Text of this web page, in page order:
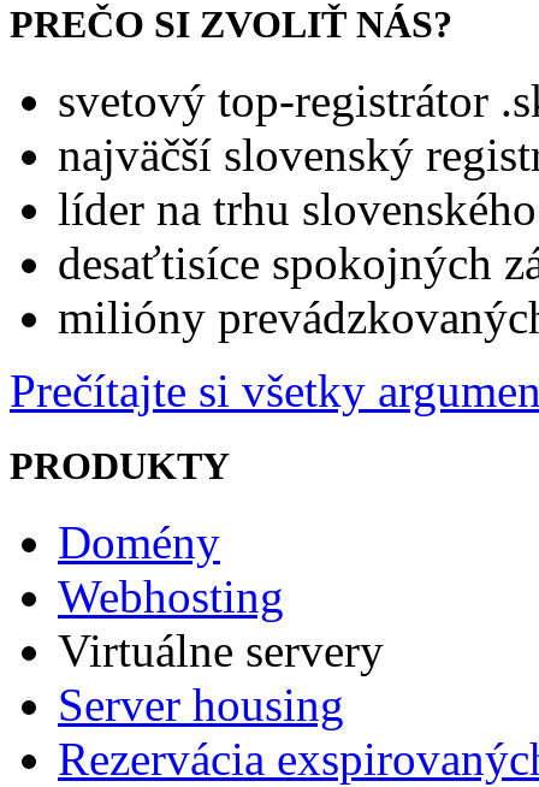
PREČO SI ZVOLIŤ NÁS?
svetový top-registrátor
najväčší slovenský
líder na trhu
desaťtisíce spokojných
milióny
Prečítajte si všetky
PRODUKTY
Domény
Webhosting
Virtuálne servery
Server housing
Rezervácia